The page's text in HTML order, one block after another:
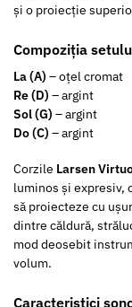
și o proiecție
Compoziția
La (A) – oțel cromat
Re (D) – argint
Sol (G) – argint
Do (C) – argint
Corzile Larsen
luminos și expresiv,
să proiecteze cu
dintre căldură,
mod deosebit
volum.
Caracteristici